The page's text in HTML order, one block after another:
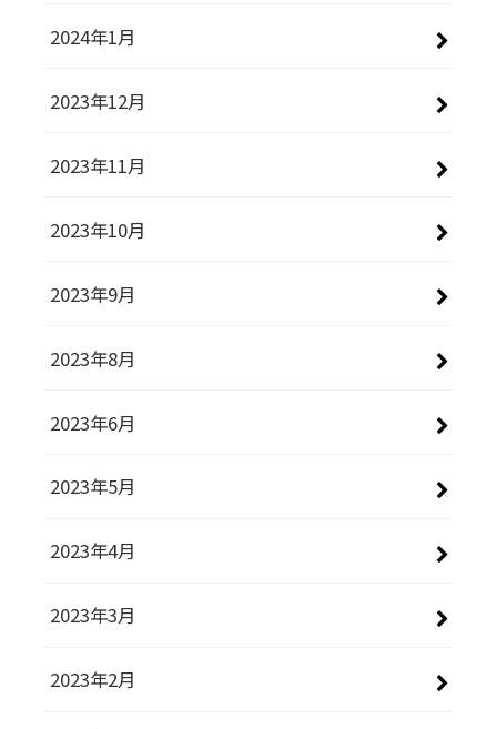
2024年1月
2023年12月
2023年11月
2023年10月
2023年9月
2023年8月
2023年6月
2023年5月
2023年4月
2023年3月
2023年2月